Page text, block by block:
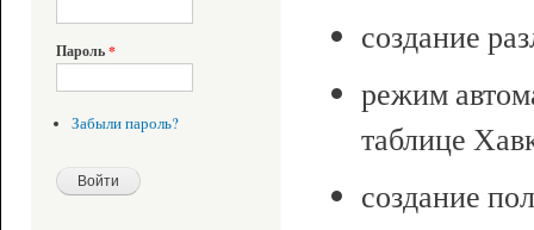
Пароль*
Забыли пароль?
создание
режим
таблице
создание